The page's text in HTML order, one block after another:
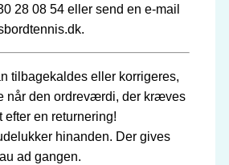
28 08 54 eller send en e-mail
tilbagekaldes eller korrigeres,
når den ordreværdi, der kræves
efter en returnering!
hinanden. Der gives
ad gangen.